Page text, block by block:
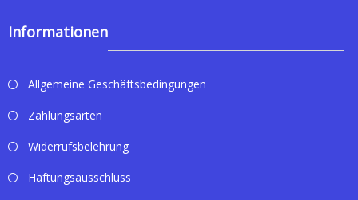
Informationen
Allgemeine Geschäftsbedingungen
Zahlungsarten
Widerrufsbelehrung
Haftungsausschluss